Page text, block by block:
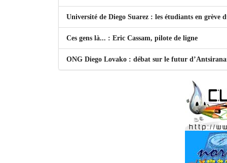
Université de Diego Suarez : les étudiants en grève
Ces gens là... : Eric Cassam, pilote de ligne
ONG Diego Lovako : débat sur le futur